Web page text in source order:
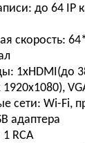
до 64 IP
скорость:
1xHDMI(до
сети: Wi-Fi,
адаптера
1 RCA